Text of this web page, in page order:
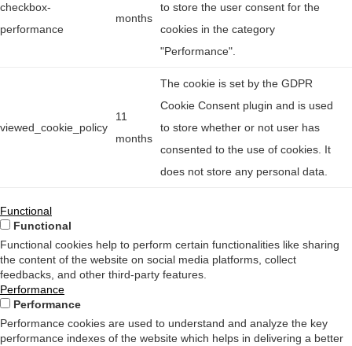
checkbox-
performance
months
to store the user consent for the
cookies in the category
"Performance".
viewed_cookie_policy
11
months
The cookie is set by the GDPR
Cookie Consent plugin and is used
to store whether or not user has
consented to the use of cookies. It
does not store any personal data.
Functional
Functional
Functional cookies help to perform certain functionalities like sharing
the content of the website on social media platforms, collect
feedbacks, and other third-party features.
Performance
Performance
Performance cookies are used to understand and analyze the key
performance indexes of the website which helps in delivering a better